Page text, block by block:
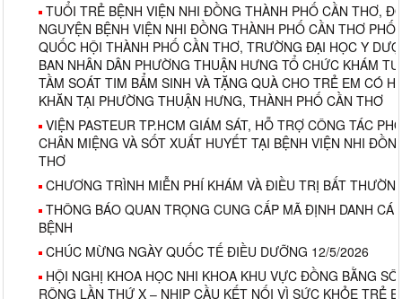
TUỔI TRẺ BỆNH VIỆN NHI ĐỒNG THÀNH PHỐ CẦN THƠ,
NGUYỆN BỆNH VIỆN NHI ĐỒNG THÀNH PHỐ CẦN THƠ
QUỐC HỘI THÀNH PHỐ CẦN THƠ, TRƯỜNG ĐẠI HỌC Y
BAN NHÂN DÂN PHƯỜNG THUẬN HƯNG TỔ CHỨC KHÁM
TẦM SOÁT TIM BẨM SINH VÀ TẶNG QUÀ CHO TRẺ EM CÓ
KHĂN TẠI PHƯỜNG THUẬN HƯNG, THÀNH PHỐ CẦN THƠ
VIỆN PASTEUR TP.HCM GIÁM SÁT, HỖ TRỢ CÔNG TÁC
CHÂN MIỆNG VÀ SỐT XUẤT HUYẾT TẠI BỆNH VIỆN NHI
THƠ
CHƯƠNG TRÌNH MIỄN PHÍ KHÁM VÀ ĐIỀU TRỊ BẤT
THÔNG BÁO QUAN TRỌNG CUNG CẤP MÃ ĐỊNH DANH CÁ
BỆNH
CHÚC MỪNG NGÀY QUỐC TẾ ĐIỀU DƯỠNG 12/5/2026
HỘI NGHỊ KHOA HỌC NHI KHOA KHU VỰC ĐỒNG BẰNG
RỘNG LẦN THỨ X – NHỊP CẦU KẾT NỐI VÌ SỨC KHỎE TRẺ